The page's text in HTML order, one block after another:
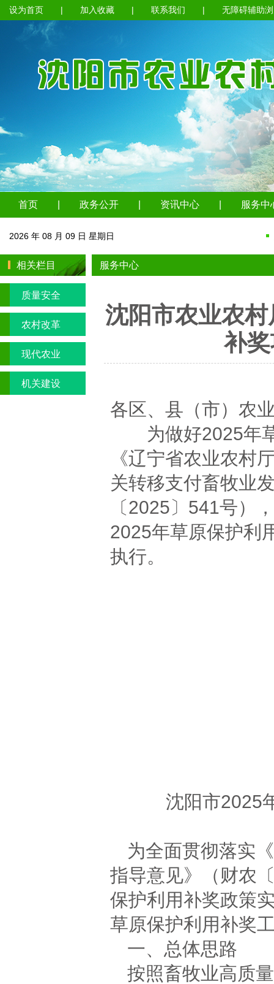
设为首页 | 加入收藏 | 联系我们 | 无障碍辅助
首页 政务公开 资讯中心 服务中
2026 年 08 月 09 日 星期日
相关栏目
质量安全
农村改革
现代农业
机关建设
服务中心
沈阳市农业农
补
各区、县（市）农
为做好2025年草
《辽宁省农业农村
关转移支付畜牧业
〔2025〕541号）
2025年草原保护利
执行。
沈阳市2025
为全面贯彻落实
指导意见》（财农
保护利用补奖政策
草原保护利用补奖
一、总体思路
按照畜牧业高质